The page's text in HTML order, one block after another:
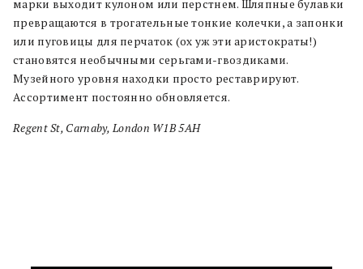
марки выходит кулоном или перстнем. Шляпные булавки
превращаются в трогательные тонкие колечки, а запонки
или пуговицы для перчаток (ох уж эти аристократы!)
становятся необычными серьгами-гвоздиками.
Музейного уровня находки просто реставрируют.
Ассортимент постоянно обновляется.
Regent St, Carnaby, London W1B 5AH